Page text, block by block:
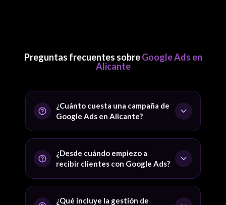
Preguntas frecuentes sobreGoogle Ads en
Alicante
¿Cuánto cuesta una campaña de
Google Ads en Alicante?
Se separan el presupuesto publicitario y los
definimos una cifra realista para tu negocio.
¿Desde cuándo empiezo a
recibir clientes con Google Ads?
Google Ads genera visibilidad y contactos desde el
¿Qué incluye la gestión de